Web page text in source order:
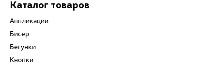
Каталог товаров
Аппликации
Бисер
Бегунки
Кнопки